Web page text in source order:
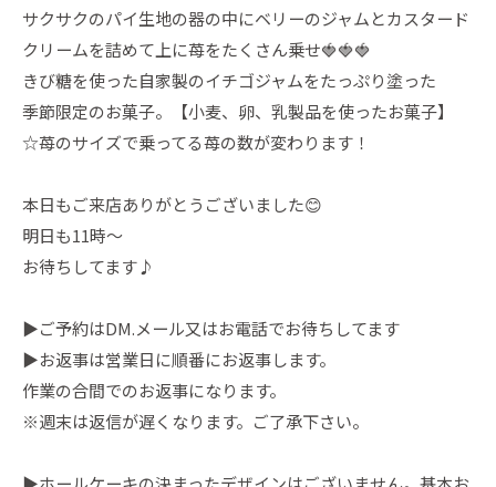
サクサクのパイ生地の器の中にベリーのジャムとカスタード
クリームを詰めて上に苺をたくさん乗せ🍓🍓🍓
きび糖を使った自家製のイチゴジャムをたっぷり塗った
季節限定のお菓子。【小麦、卵、乳製品を使ったお菓子】
☆苺のサイズで乗ってる苺の数が変わります！
本日もご来店ありがとうございました😊
明日も11時〜
お待ちしてます♪
▶︎ご予約はDM.メール又はお電話でお待ちしてます
▶︎お返事は営業日に順番にお返事します。
作業の合間でのお返事になります。
※週末は返信が遅くなります。ご了承下さい。